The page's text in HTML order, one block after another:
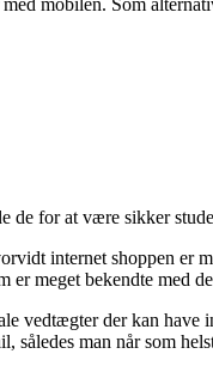
for at være sikker
internet shoppen
er meget bekendte
vedtægter der kan
således man når som